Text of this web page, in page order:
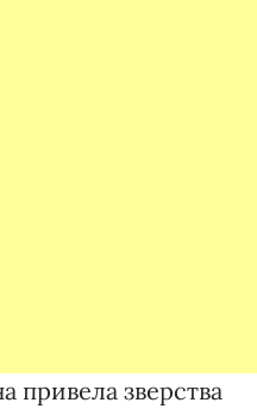
привела зверства